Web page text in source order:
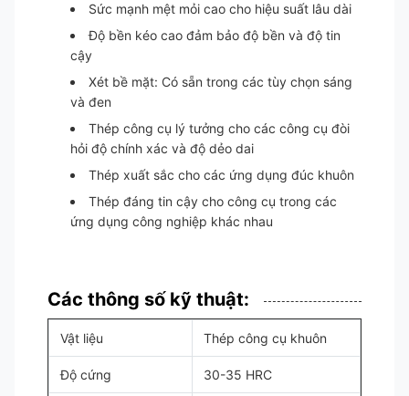
Sức mạnh mệt mỏi cao cho hiệu suất lâu dài
Độ bền kéo cao đảm bảo độ bền và độ tin
cậy
Xét bề mặt: Có sẵn trong các tùy chọn sáng
và đen
Thép công cụ lý tưởng cho các công cụ đòi
hỏi độ chính xác và độ dẻo dai
Thép xuất sắc cho các ứng dụng đúc khuôn
Thép đáng tin cậy cho công cụ trong các
ứng dụng công nghiệp khác nhau
Các thông số kỹ thuật:
Vật liệu Thép công cụ khuôn
Độ cứng 30-35 HRC